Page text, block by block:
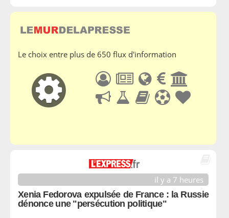
Le choix entre plus de 650 flux d'information
il y a 7 heures
Xenia Fedorova expulsée de France : la Russie
dénonce une "persécution politique"